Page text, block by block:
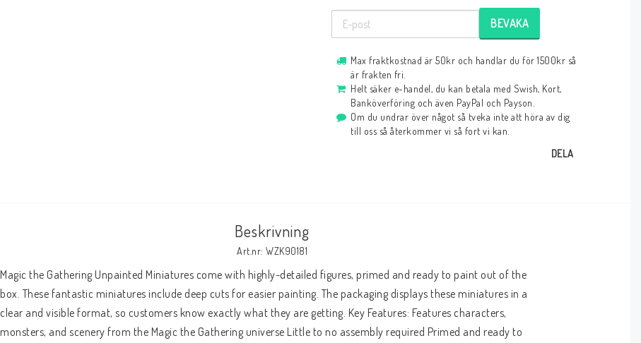
BEVAKA
Max fraktkostnad är 50kr och handlar du för 1500kr så
är frakten fri.
Helt säker e-handel, du kan betala med Swish, Kort,
Banköverföring och även PayPal och Payson.
Om du undrar över något så tveka inte att höra av dig
till oss så återkommer vi så fort vi kan.
DELA
Beskrivning
Art.nr: WZK90181
Magic the Gathering Unpainted Miniatures come with highly-detailed figures, primed and ready to paint out of the
box. These fantastic miniatures include deep cuts for easier painting. The packaging displays these miniatures in a
clear and visible format, so customers know exactly what they are getting. Key Features: Features characters,
monsters, and scenery from the Magic the Gathering universe Little to no assembly required Primed and ready to